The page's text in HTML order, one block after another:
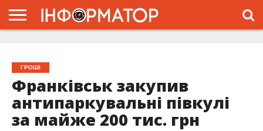
ГРОШІ
Франківськ закупив
антипаркувальні півкулі
за майже 200 тис. грн